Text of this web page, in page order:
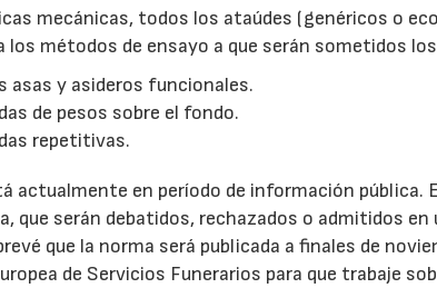
mecánicas, todos los ataúdes (genéricos o
los métodos de ensayo a que serán sometidos
asas y asideros funcionales.
de pesos sobre el fondo.
repetitivas.
actualmente en período de información pública.
que serán debatidos, rechazados o admitidos
que la norma será publicada a finales de
de Servicios Funerarios para que trabaje